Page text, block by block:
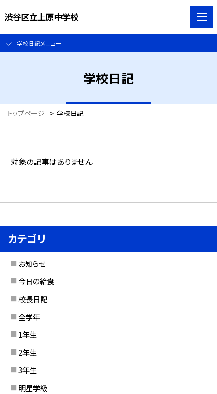
渋谷区立上原中学校
学校日記メニュー
学校日記
トップページ > 学校日記
対象の記事はありません
カテゴリ
お知らせ
今日の給食
校長日記
全学年
1年生
2年生
3年生
明星学級